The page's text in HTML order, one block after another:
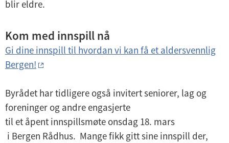
blir eldre.
Kom med innspill nå
Gi dine innspill til hvordan vi kan få et aldersvennlig
Bergen!
Byrådet har tidligere også invitert seniorer, lag og
foreninger og andre engasjerte
til et åpent innspillsmøte onsdag 18. mars
i Bergen Rådhus. Mange fikk gitt sine innspill der,